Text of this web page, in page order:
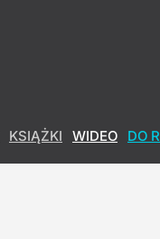
KSIĄŻKI WIDEO DO